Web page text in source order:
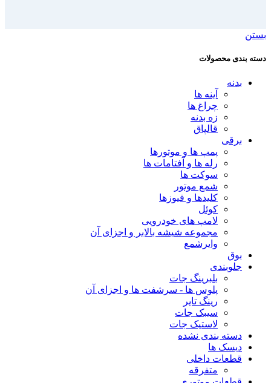
بستن
دسته بندی محصولات
بدنه
آینه ها
چراغ ها
زه بدنه
قالپاق
برقی
پمپ ها و موتورها
رله ها و آفتامات ها
سوکت ها
شمع موتور
کلیدها و فیوزها
کوئل
لامپ های خودرویی
مجموعه شیشه بالابر و اجزای آن
وایرشمع
بوق
جلوبندی
بلبرینگ جات
پلوس ها - سرشفت ها و اجزای آن
رینگ تایر
سیبک جات
لاستیک جات
دسته بندی نشده
دیسک ها
قطعات داخلی
متفرقه